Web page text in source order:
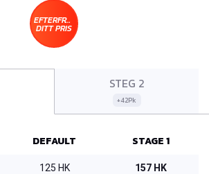
EFTERFRÅGA
DITT PRIS
STEG 2
+42Pk
DEFAULT STAGE 1
125 HK 157 HK